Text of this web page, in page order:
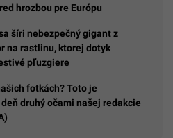
hrozbou pre Európu
šíri nebezpečný gigant z
na rastlinu, ktorej dotyk
pľuzgiere
fotkách? Toto je
deň druhý očami našej redakcie